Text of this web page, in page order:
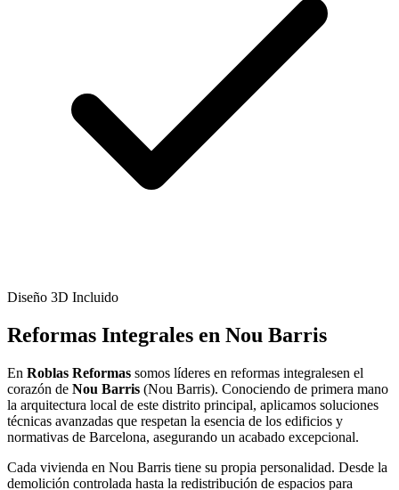
Diseño 3D Incluido
Reformas Integrales en Nou Barris
En Roblas Reformas somos líderes en reformas integralesen el
corazón de Nou Barris (Nou Barris). Conociendo de primera mano
la arquitectura local de este distrito principal, aplicamos soluciones
técnicas avanzadas que respetan la esencia de los edificios y
normativas de Barcelona, asegurando un acabado excepcional.
Cada vivienda en Nou Barris tiene su propia personalidad. Desde la
demolición controlada hasta la redistribución de espacios para